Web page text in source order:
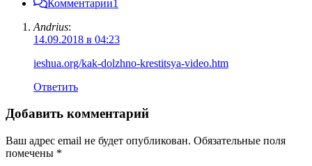
Комментарии1
Andrius:
14.09.2018 в 04:23
ieshua.org/kak-dolzhno-krestitsya-video.htm
Ответить
Добавить комментарий
Ваш адрес email не будет опубликован. Обязательные поля
помечены *